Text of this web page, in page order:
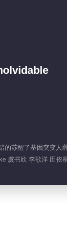
苏醒了基因突变
虞书欣 李歌洋 田